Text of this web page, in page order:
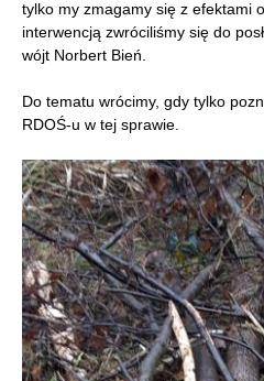
tylko my zmagamy się z efektami
interwencją zwróciliśmy się do
wójt Norbert Bień.
Do tematu wrócimy, gdy tylko
RDOŚ-u w tej sprawie.